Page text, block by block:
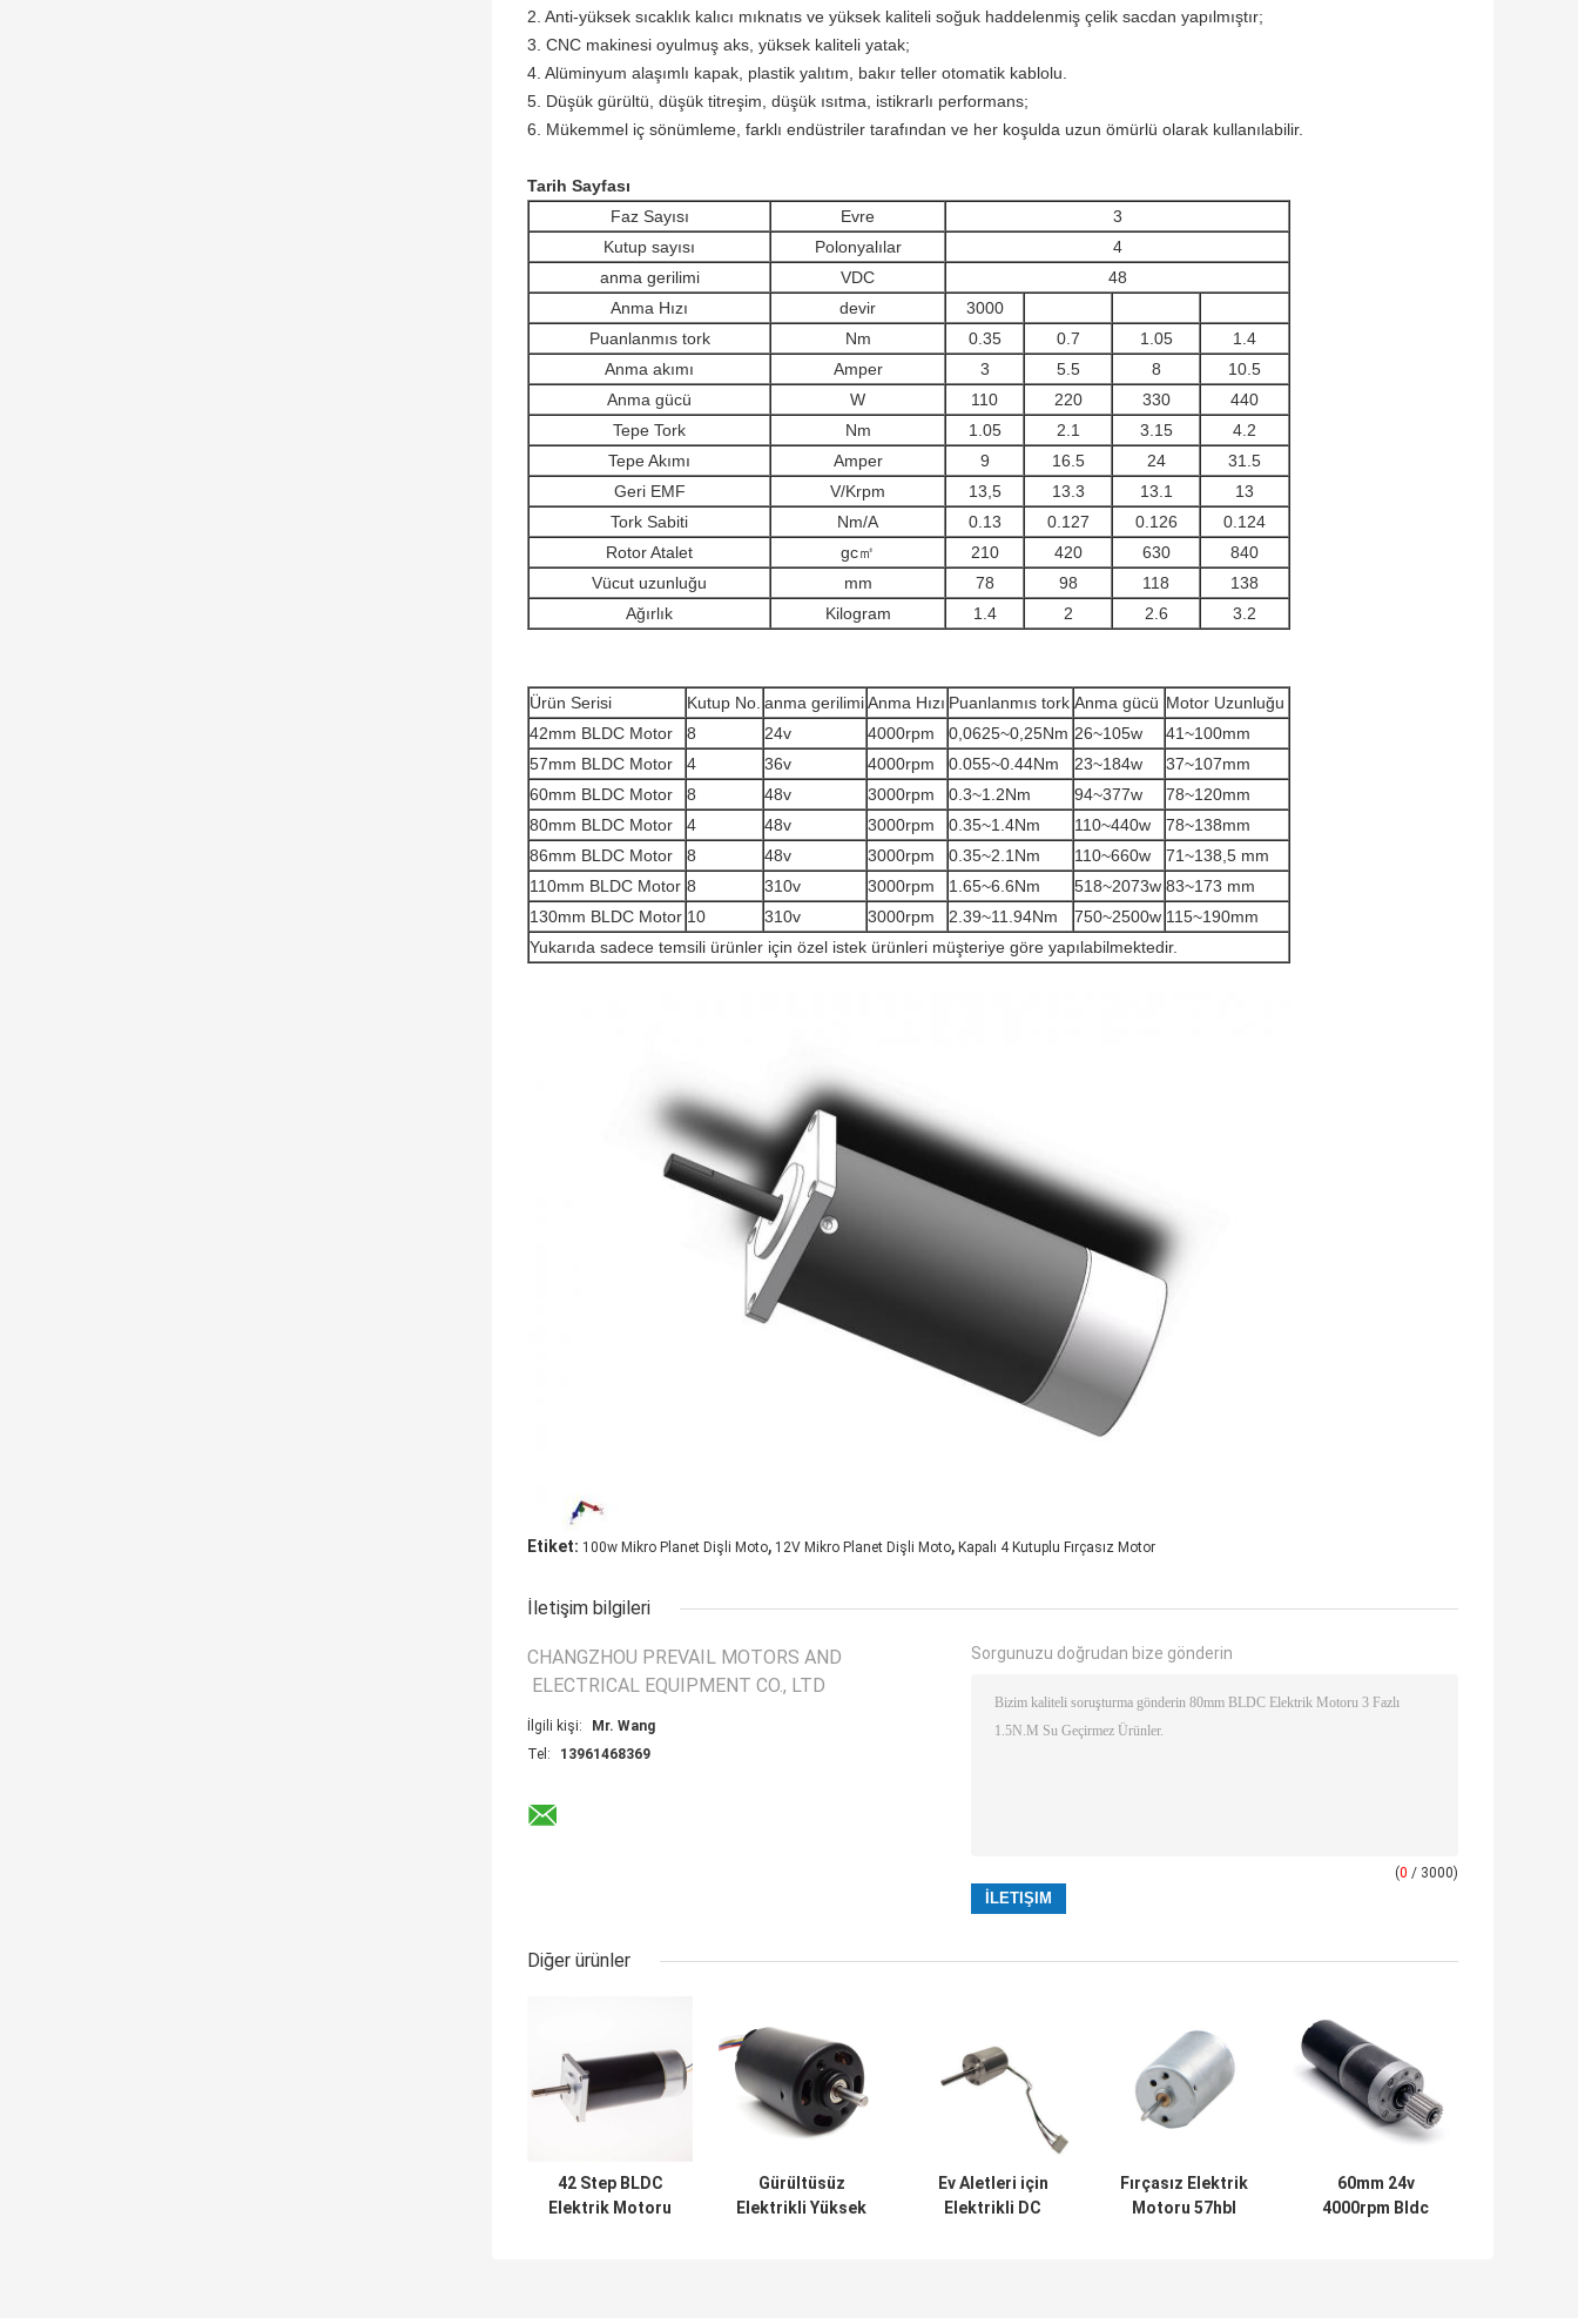
2. Anti-yüksek sıcaklık kalıcı mıknatıs ve yüksek kaliteli soğuk haddelenmiş çelik sacdan yapılmıştır;
3. CNC makinesi oyulmuş aks, yüksek kaliteli yatak;
4. Alüminyum alaşımlı kapak, plastik yalıtım, bakır teller otomatik kablolu.
5. Düşük gürültü, düşük titreşim, düşük ısıtma, istikrarlı performans;
6. Mükemmel iç sönümleme, farklı endüstriler tarafından ve her koşulda uzun ömürlü olarak kullanılabilir.
Tarih Sayfası
Faz Sayısı
Evre
3
Kutup sayısı
Polonyalılar
4
anma gerilimi
VDC
48
Anma Hızı
devir
3000
Puanlanmıs tork
Nm 0.35 0.7 1.05
1.4
Anma akımı
Amper 3 5.5 8
10.5
Anma gücü
W 110 220 330
440
Tepe Tork
Nm 1.05 2.1 3.15
4.2
Tepe Akımı
Amper 9 16.5 24
31.5
Geri EMF
V/Krpm 13,5 13.3 13.1
13
Tork Sabiti
Nm/A 0.13 0.127 0.126
0.124
Rotor Atalet
gc㎡ 210 420 630
840
Vücut uzunluğu
mm 78 98 118
138
Ağırlık
Kilogram 1.4 2 2.6 3.2
Ürün Serisi Kutup No. anma gerilimiAnma Hızı Puanlanmıs tork Anma gücü Motor Uzunluğu
42mm BLDC Motor
8 24v 4000rpm 0,0625~0,25Nm 26~105w
41~100mm
57mm BLDC Motor
4 36v 4000rpm 0.055~0.44Nm 23~184w
37~107mm
60mm BLDC Motor
8 48v 3000rpm 0.3~1.2Nm 94~377w
78~120mm
80mm BLDC Motor
4 48v 3000rpm 0.35~1.4Nm 110~440w
78~138mm
86mm BLDC Motor
8 48v 3000rpm 0.35~2.1Nm 110~660w
71~138,5 mm
110mm BLDC Motor 8 310v 3000rpm 1.65~6.6Nm 518~2073w 83~173 mm
130mm BLDC Motor 10 310v 3000rpm 2.39~11.94Nm 750~2500w 115~190mm
Yukarıda sadece temsili ürünler için özel istek ürünleri müşteriye göre yapılabilmektedir.
Etiket: 100w Mikro Planet Dişli Moto, 12V Mikro Planet Dişli Moto, Kapalı 4 Kutuplu Fırçasız Motor
İletişim bilgileri
CHANGZHOU PREVAIL MOTORS AND
ELECTRICAL EQUIPMENT CO., LTD
İlgili kişi:
Mr. Wang
Tel:
13961468369
Sorgunuzu doğrudan bize gönderin
(0 / 3000)
Diğer ürünler
42 Step BLDC
Elektrik Motoru
Gürültüsüz
Elektrikli Yüksek
Ev Aletleri için
Elektrikli DC
Fırçasız Elektrik
Motoru 57hbl
60mm 24v
4000rpm Bldc